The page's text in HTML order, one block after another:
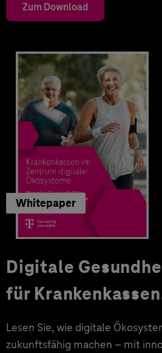
Zum Download
Whitepaper
Digitale
für
Lesen Sie, wie digitale
zukunftsfähig machen – mit